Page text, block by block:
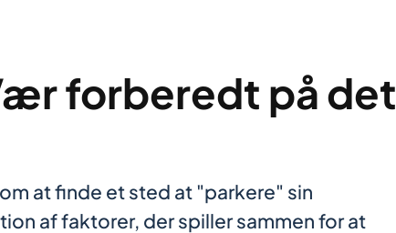
forberedt på det
at finde et sted at "parkere" sin
af faktorer, der spiller sammen for at